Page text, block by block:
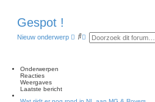
Gespot !
Nieuw onderwerp
Z U
Onderwerpen
Reacties
Weergaves
Laatste bericht